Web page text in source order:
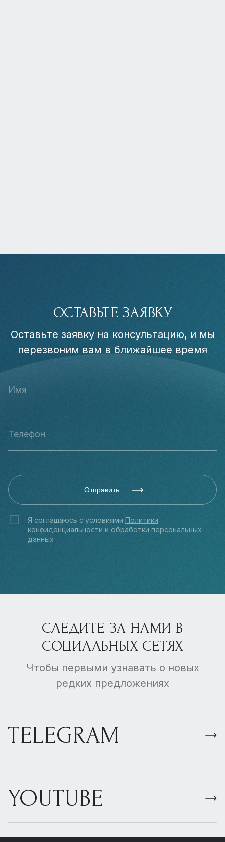
ОСТАВЬТЕ ЗАЯВКУ
Оставьте заявку на консультацию, и мы
перезвоним вам в ближайшее время
Отправить
Я соглашаюсь с условиями Политики
конфиденциальности и обработки персональных
данных
СЛЕДИТЕ ЗА НАМИ В
СОЦИАЛЬНЫХ СЕТЯХ
Чтобы первыми узнавать о новых
редких предложениях
TELEGRAM
YOUTUBE